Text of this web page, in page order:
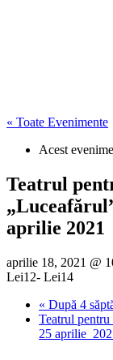
« Toate Evenimente
Acest
Teatrul
aprilie 2021
aprilie 18, 2021 @
Lei12- Lei14
« După 4
Teatrul
25 aprilie